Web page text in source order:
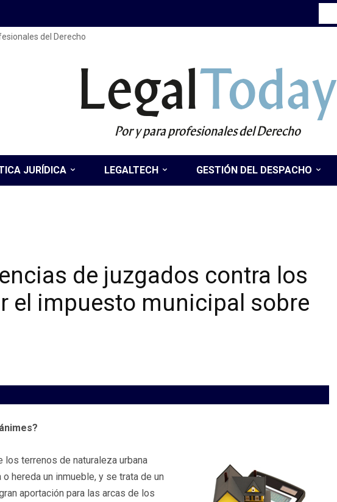
del Derecho
LegalToday
Por y para profesionales del Derecho
JURÍDICA LEGALTECH GESTIÓN DEL DESPACHO
de juzgados contra los
el impuesto municipal sobre
terrenos de naturaleza urbana
hereda un inmueble, y se trata de un
aportación para las arcas de los